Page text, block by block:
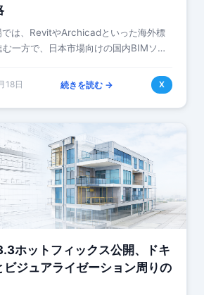
では、RevitやArchicadといった海外標
一方で、日本市場向けの国内BIMソリ
…
18日 続きを読む → X
ホットフィックス公開、ドキ
ビジュアライゼーション周りの